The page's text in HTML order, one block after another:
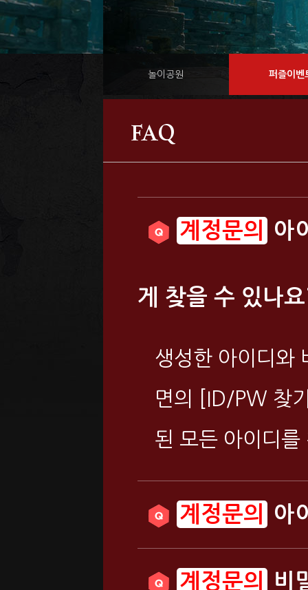
놀이공원 퍼즐이벤
FAQ
아
게 찾을 수 있나
생성한 아이디와
면의 [ID/PW 찾
된 모든 아이디
아
비